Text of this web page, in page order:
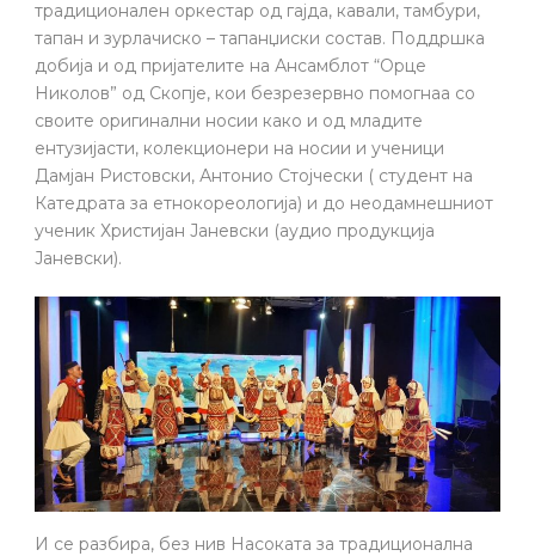
традиционален оркестар од гајда, кавали, тамбури,
тапан и зурлачиско – тапанџиски состав. Поддршка
добија и од пријателите на Ансамблот “Орце
Николов” од Скопје, кои безрезервно помогнаа со
своите оригинални носии како и од младите
ентузијасти, колекционери на носии и ученици
Дамјан Ристовски, Антонио Стојчески ( студент на
Катедрата за етнокореологија) и до неодамнешниот
ученик Христијан Јаневски (аудио продукција
Јаневски).
И се разбира, без нив Насоката за традиционална